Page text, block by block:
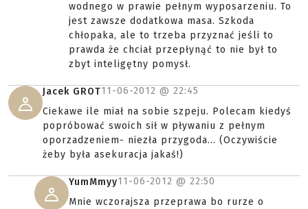
wodnego w prawie pełnym wyposarzeniu. To
jest zawsze dodatkowa masa. Szkoda
chłopaka, ale to trzeba przyznać jeśli to
prawda że chciał przepłynąć to nie był to
zbyt inteligętny pomysł.
Jacek GROT11-06-2012 @ 22:45
Ciekawe ile miał na sobie szpeju. Polecam kiedyś
popróbować swoich sił w pływaniu z pełnym
oporzadzeniem- niezła przygoda... (Oczywiście
żeby była asekuracja jakaś!)
YumMmyy11-06-2012 @ 22:50
Mnie wczorajsza przeprawa bo rurze o